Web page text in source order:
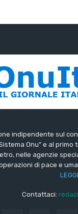
indipendente sul
Onu” e al primo
nelle agenzie
di pace e
Contattaci: